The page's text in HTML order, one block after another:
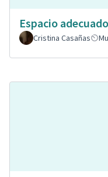
Espacio
Cristina Casañas